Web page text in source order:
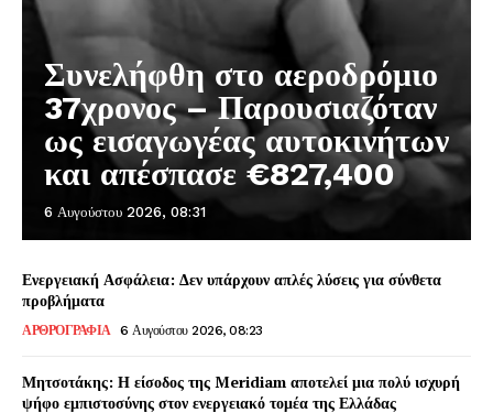
Συνελήφθη στο αεροδρόμιο
37χρονος – Παρουσιαζόταν
ως εισαγωγέας αυτοκινήτων
και απέσπασε €827,400
6 Αυγούστου 2026, 08:31
Ενεργειακή Ασφάλεια: Δεν υπάρχουν απλές λύσεις για σύνθετα
προβλήματα
ΑΡΘΡΟΓΡΑΦΙΑ 6 Αυγούστου 2026, 08:23
Μητσοτάκης: Η είσοδος της Meridiam αποτελεί μια πολύ ισχυρή
ψήφο εμπιστοσύνης στον ενεργειακό τομέα της Ελλάδας